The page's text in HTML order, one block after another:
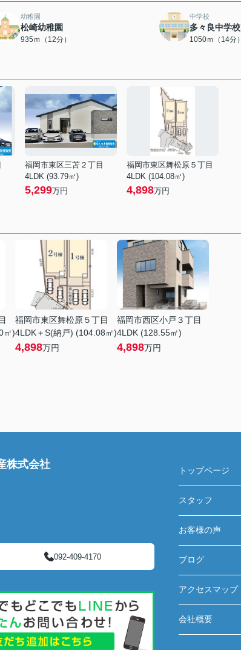
幼稚園
松崎幼稚園
935ｍ（12分）
中学校
多々良中学校
1050ｍ（14分）
福岡市東区三苫２丁目
4LDK (93.79㎡)
5,299万円
福岡市東区舞松原５丁目
4LDK (104.08㎡)
4,898万円
㎡)
福岡市東区舞松原５丁目
4LDK＋S(納戸) (104.08㎡)
4,898万円
福岡市西区小戸３丁目
4LDK (128.55㎡)
4,898万円
株式会社
092-409-4170
トップページ
スタッフ
お客様の声
ブログ
アクセスマップ
会社概要